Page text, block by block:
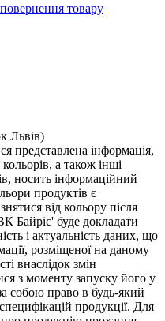
товару
Львів)
представлена інформація,
а також інші
носить інформаційний
продуктів є
від кольору після
Байріс' буде докладати
і актуальність даних, що
розміщеної на даному
внаслідок змін
з моменту запуску його у
собою право в будь-який
продукції. Для